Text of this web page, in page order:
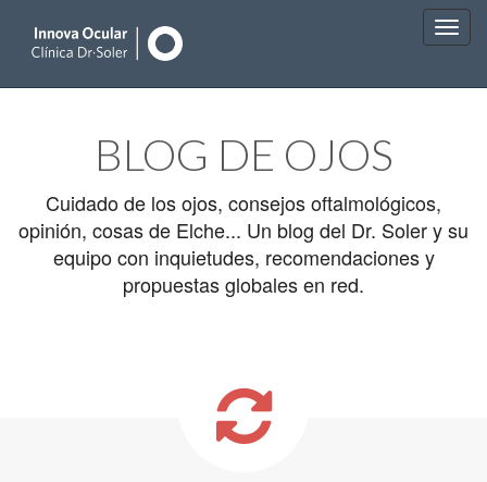
BLOG DE OJOS
Cuidado de los ojos, consejos oftalmológicos,
opinión, cosas de Elche... Un blog del Dr. Soler y su
equipo con inquietudes, recomendaciones y
propuestas globales en red.